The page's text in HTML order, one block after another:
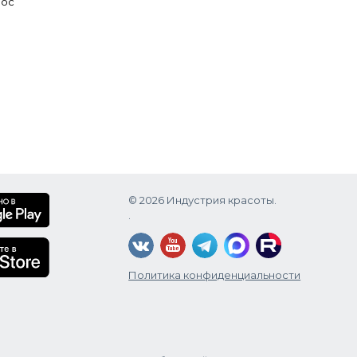
© 2026 Индустрия красоты.
Политика конфиденциальности